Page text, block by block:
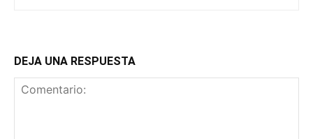
DEJA UNA RESPUESTA